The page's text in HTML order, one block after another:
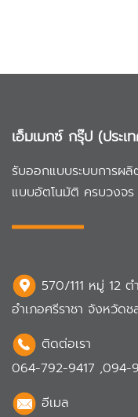
เอ็มเมกซ์ กรุ๊ป (ประเ
รับออกแบบระบบการผลิ
แบบอัตโนมัติ ครบวงจร
570/111 หมู่ 12
อำเภอศรีราชา จังหวัด
ติดต่อเรา
064-792-9417 ,094-
อีเมล